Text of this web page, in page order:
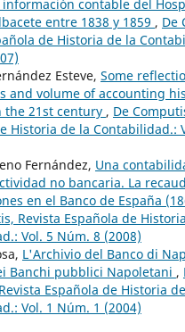
contable del
entre 1838 y 1859 , De
de Historia de la
Esteve, Some
and volume of accounting
the 21st century , De
Historia de la Contabilidad.:
Fernández, Una
no bancaria. La
en el Banco de España
Revista Española de
Vol. 5 Núm. 8 (2008)
L'Archivio del Banco di
Banchi pubblici Napoletani ,
Española de Historia
Vol. 1 Núm. 1 (2004)